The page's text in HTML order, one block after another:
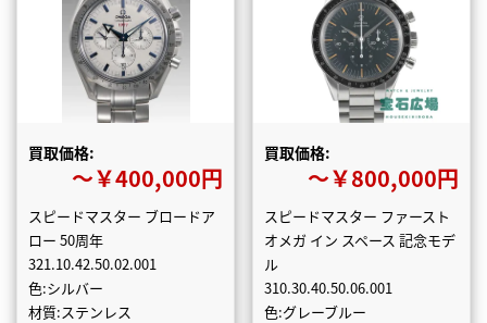
買取価格:
〜￥400,000円
スピードマスター ブロードア
ロー 50周年
321.10.42.50.02.001
色:シルバー
材質:ステンレス
買取価格:
〜￥800,000円
スピードマスター ファースト
オメガ イン スペース 記念モデ
ル
310.30.40.50.06.001
色:グレーブルー